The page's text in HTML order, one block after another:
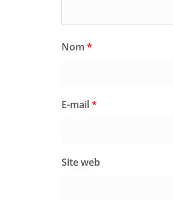
Nom *
E-mail*
Site web